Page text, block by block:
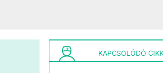
KAPCSOLÓDÓ